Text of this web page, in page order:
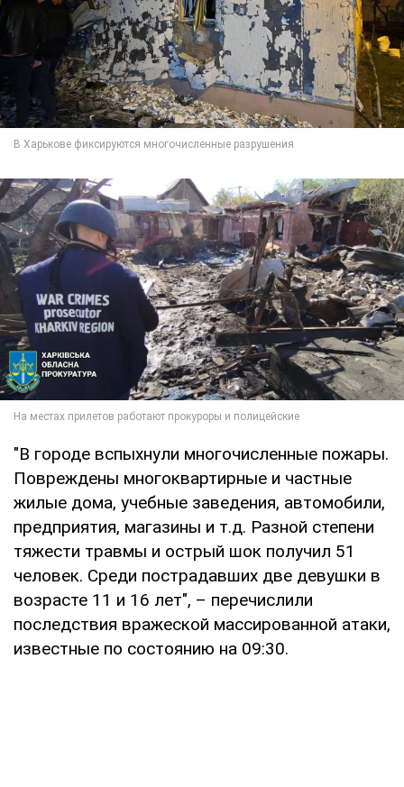
"В городе вспыхнули многочисленные пожары.
Повреждены многоквартирные и частные
жилые дома, учебные заведения, автомобили,
предприятия, магазины и т.д. Разной степени
тяжести травмы и острый шок получил 51
человек. Среди пострадавших две девушки в
возрасте 11 и 16 лет", – перечислили
последствия вражеской массированной атаки,
известные по состоянию на 09:30.